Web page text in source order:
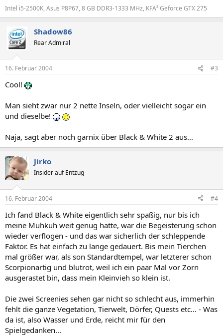
Intel i5-2500K, Asus P8P67, 8 GB DDR3-1333 MHz, KFA² Geforce GTX 275
Shadow86
Rear Admiral
16. Februar 2004 #3
Cool!
Man sieht zwar nur 2 nette Inseln, oder vielleicht sogar ein
und dieselbe!
Naja, sagt aber noch garnix über Black & White 2 aus...
Jirko
Insider auf Entzug
16. Februar 2004 #4
Ich fand Black & White eigentlich sehr spaßig, nur bis ich
meine Muhkuh weit genug hatte, war die Begeisterung schon
wieder verflogen - und das war sicherlich der schleppende
Faktor. Es hat einfach zu lange gedauert. Bis mein Tierchen
mal größer war, als son Standardtempel, war letzterer schon
Scorpionartig und blutrot, weil ich ein paar Mal vor Zorn
ausgerastet bin, dass mein Kleinvieh so klein ist.
Die zwei Screenies sehen gar nicht so schlecht aus, immerhin
fehlt die ganze Vegetation, Tierwelt, Dörfer, Quests etc... - Was
da ist, also Wasser und Erde, reicht mir für den
Spielgedanken...